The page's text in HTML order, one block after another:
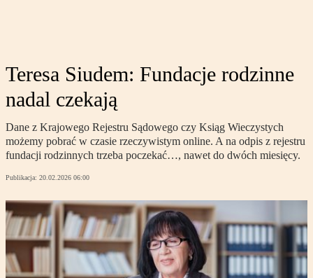
Teresa Siudem: Fundacje rodzinne
nadal czekają
Dane z Krajowego Rejestru Sądowego czy Ksiąg Wieczystych
możemy pobrać w czasie rzeczywistym online. A na odpis z rejestru
fundacji rodzinnych trzeba poczekać…, nawet do dwóch miesięcy.
Publikacja: 20.02.2026 06:00